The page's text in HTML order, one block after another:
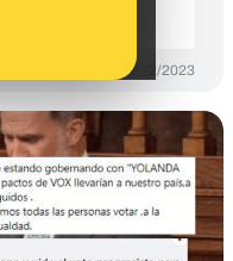
05/12/2023